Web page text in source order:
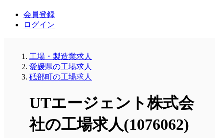
会員登録
ログイン
工場・製造業求人
愛媛県の工場求人
砥部町の工場求人
UTエージェント株式会
社の工場求人(1076062)